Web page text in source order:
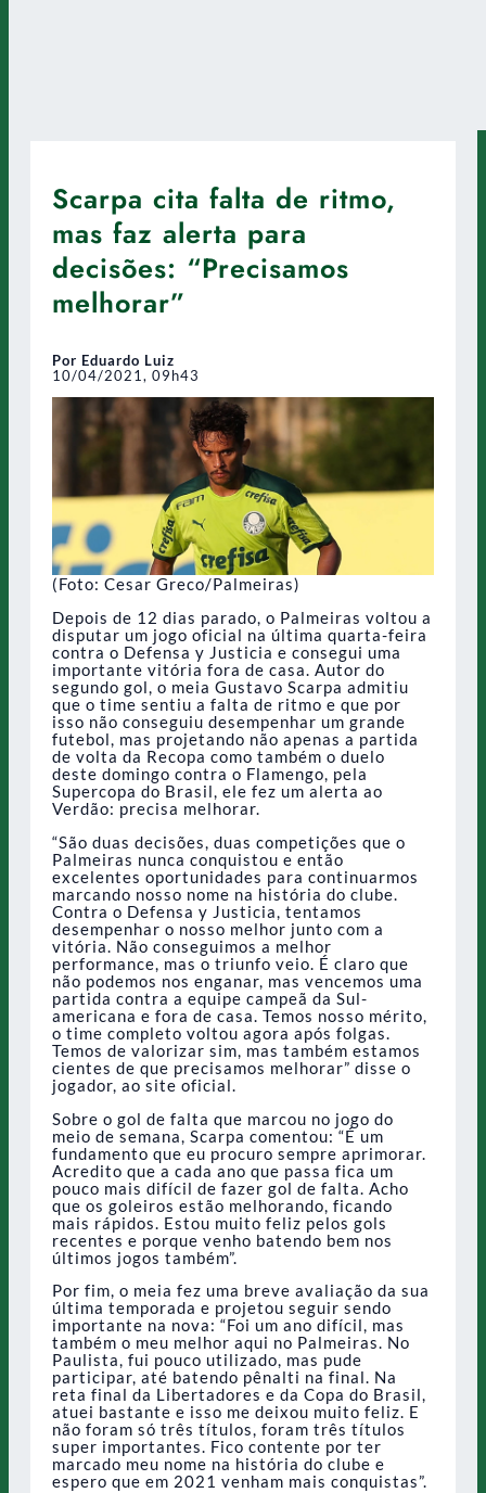
Scarpa cita falta de ritmo,
mas faz alerta para
decisões: “Precisamos
melhorar”
Por Eduardo Luiz
10/04/2021, 09h43
(Foto: Cesar Greco/Palmeiras)
Depois de 12 dias parado, o Palmeiras voltou a
disputar um jogo oficial na última quarta-feira
contra o Defensa y Justicia e consegui uma
importante vitória fora de casa. Autor do
segundo gol, o meia Gustavo Scarpa admitiu
que o time sentiu a falta de ritmo e que por
isso não conseguiu desempenhar um grande
futebol, mas projetando não apenas a partida
de volta da Recopa como também o duelo
deste domingo contra o Flamengo, pela
Supercopa do Brasil, ele fez um alerta ao
Verdão: precisa melhorar.
“São duas decisões, duas competições que o
Palmeiras nunca conquistou e então
excelentes oportunidades para continuarmos
marcando nosso nome na história do clube.
Contra o Defensa y Justicia, tentamos
desempenhar o nosso melhor junto com a
vitória. Não conseguimos a melhor
performance, mas o triunfo veio. É claro que
não podemos nos enganar, mas vencemos uma
partida contra a equipe campeã da Sul-
americana e fora de casa. Temos nosso mérito,
o time completo voltou agora após folgas.
Temos de valorizar sim, mas também estamos
cientes de que precisamos melhorar” disse o
jogador, ao site oficial.
Sobre o gol de falta que marcou no jogo do
meio de semana, Scarpa comentou: “É um
fundamento que eu procuro sempre aprimorar.
Acredito que a cada ano que passa fica um
pouco mais difícil de fazer gol de falta. Acho
que os goleiros estão melhorando, ficando
mais rápidos. Estou muito feliz pelos gols
recentes e porque venho batendo bem nos
últimos jogos também”.
Por fim, o meia fez uma breve avaliação da sua
última temporada e projetou seguir sendo
importante na nova: “Foi um ano difícil, mas
também o meu melhor aqui no Palmeiras. No
Paulista, fui pouco utilizado, mas pude
participar, até batendo pênalti na final. Na
reta final da Libertadores e da Copa do Brasil,
atuei bastante e isso me deixou muito feliz. E
não foram só três títulos, foram três títulos
super importantes. Fico contente por ter
marcado meu nome na história do clube e
espero que em 2021 venham mais conquistas”.